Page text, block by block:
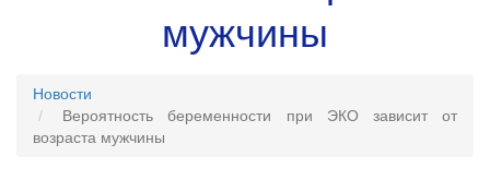
мужчины
Новости
Вероятность беременности при ЭКО зависит от
возраста мужчины